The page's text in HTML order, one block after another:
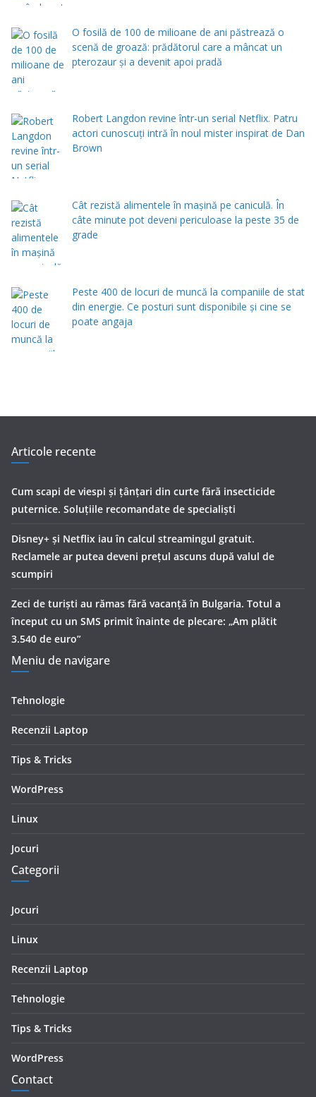
O fosilă de 100 de milioane de ani păstrează o
scenă de groază: prădătorul care a mâncat un
pterozaur și a devenit apoi pradă
Robert Langdon revine într-un serial Netflix. Patru
actori cunoscuți intră în noul mister inspirat de Dan
Brown
Cât rezistă alimentele în mașină pe caniculă. În
câte minute pot deveni periculoase la peste 35 de
grade
Peste 400 de locuri de muncă la companiile de stat
din energie. Ce posturi sunt disponibile și cine se
poate angaja
Articole recente
Cum scapi de viespi și țânțari din curte fără insecticide
puternice. Soluțiile recomandate de specialiști
Disney+ și Netflix iau în calcul streamingul gratuit.
Reclamele ar putea deveni prețul ascuns după valul de
scumpiri
Zeci de turiști au rămas fără vacanță în Bulgaria. Totul a
început cu un SMS primit înainte de plecare: „Am plătit
3.540 de euro”
Meniu de navigare
Tehnologie
Recenzii Laptop
Tips & Tricks
WordPress
Linux
Jocuri
Categorii
Jocuri
Linux
Recenzii Laptop
Tehnologie
Tips & Tricks
WordPress
Contact